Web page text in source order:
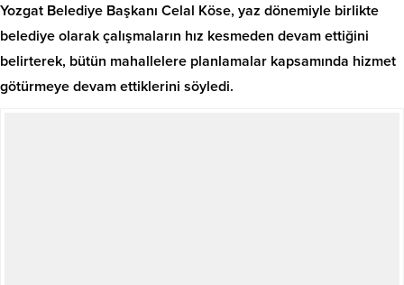
Yozgat Belediye Başkanı Celal Köse, yaz dönemiyle birlikte
belediye olarak çalışmaların hız kesmeden devam ettiğini
belirterek, bütün mahallelere planlamalar kapsamında hizmet
götürmeye devam ettiklerini söyledi.